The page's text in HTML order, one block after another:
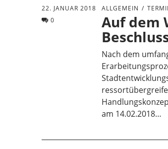
22. JANUAR 2018
0
ALLGEMEIN
Auf dem
Nach dem
am 14.02.2018…